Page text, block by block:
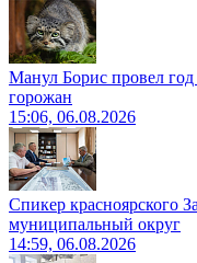
Манул Борис провел год
горожан
15:06, 06.08.2026
Спикер красноярского
муниципальный округ
14:59, 06.08.2026